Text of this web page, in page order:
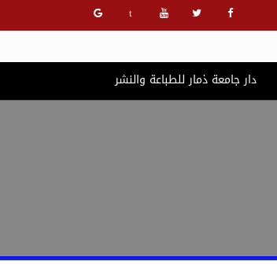
t
دار جامعة ذمار للطباعة والنشر